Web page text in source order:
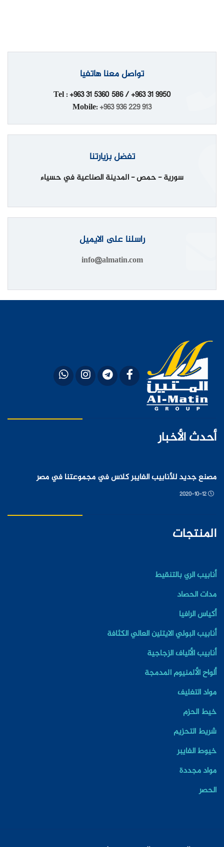
تواصل معنا هاتفيا
Tel : +963 31 5360 586 / +963 31 9950
Mobile:+963 936 229 913
تفضل بزيارتنا
سورية - حمص - المدينة الصناعية في حسياء
راسلنا على الايميل
info@almatin.com
أحدث الأخبار
مصنع جديد للأنابيب الفايبر كلاس في مجموعتنا في مصر
المنتجات
أنابيب الري بالتنقيط
مدات الحصاد
أكياس الرافيا
أنابيب البولي الايتلين العالي الكثافة
أنابيب الألياف الزجاجية
ألواح الألمنيوم المدمجة
مواد التغليف
خيط الحزم
شريط التحزيم
خيوط الفايبر
مواد مجددة
الحصر